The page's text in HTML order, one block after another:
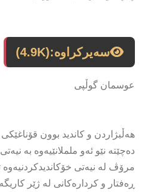
سەیرکراوە:(4.9K)
عوسمان گوڵپی
هەڵبژاردن و کاندید بوون
دەچێتە نێو ئەو ململانێیەوە بە
مرۆڤ لە نیەتی خۆکاندیدکردنیەوە
ڕەفتار و کردارەکانی لە ژێر